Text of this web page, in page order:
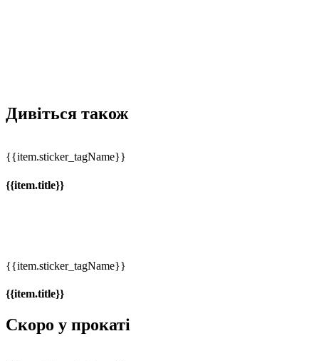
Дивіться також
{{item.sticker_tagName}}
{{item.title}}
{{item.sticker_tagName}}
{{item.title}}
Скоро у прокаті